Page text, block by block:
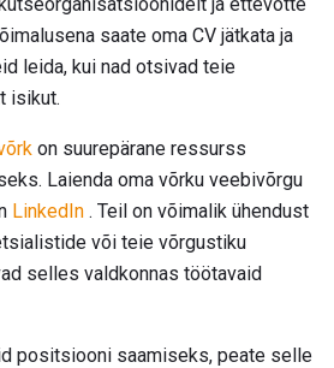
saate oma CV jätkata ja
leida, kui nad otsivad teie
isikut.
on suurepärane ressurss
Laienda oma võrku veebivõrgu
LinkedIn . Teil on võimalik ühendust
või teie võrgustiku
selles valdkonnas töötavaid
positsiooni saamiseks, peate selle